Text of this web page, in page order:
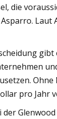
die
pro Jahr